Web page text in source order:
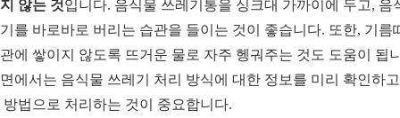
않는 것입니다. 음식물 쓰레기통을 싱크대 가까이에 두고, 음
를 바로바로 버리는 습관을 들이는 것이 좋습니다. 또한, 기름
에 쌓이지 않도록 뜨거운 물로 자주 헹궈주는 것도 도움이 됩
에서는 음식물 쓰레기 처리 방식에 대한 정보를 미리 확인하
방법으로 처리하는 것이 중요합니다.